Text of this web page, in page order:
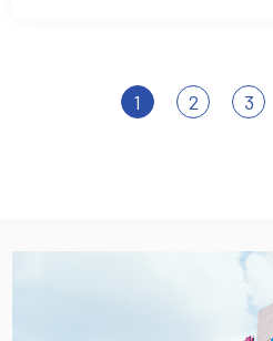
1 2 3